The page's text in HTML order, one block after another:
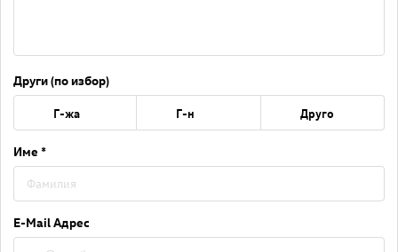
Други (по избор)
Г-жа Г-н Друго
Име *
E-Mail Адрес